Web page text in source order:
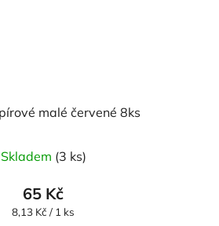
malé červené 8ks
Skladem (3 ks)
65 Kč
Měrná
8,13 Kč / 1 ks